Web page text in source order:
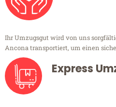
Ihr Umzugsgut wird von uns
Ancona transportiert, um einen
Express